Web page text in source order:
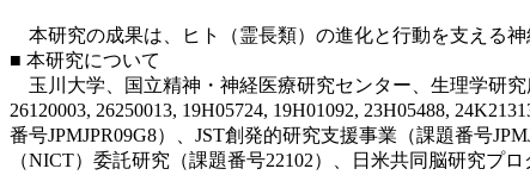
本研究の成果は、ヒト（霊長類）の進化と行動を支える
■ 本研究について
玉川大学、国立精神・神経医療研究センター、生理学研究
26120003, 26250013, 19H05724, 19H01092, 23H05488,
番号JPMJPR09G8）、JST創発的研究支援事業（課題番号
（NICT）委託研究（課題番号22102）、日米共同脳研究プ